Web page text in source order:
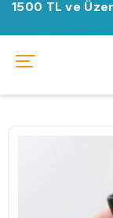
1500 TL ve